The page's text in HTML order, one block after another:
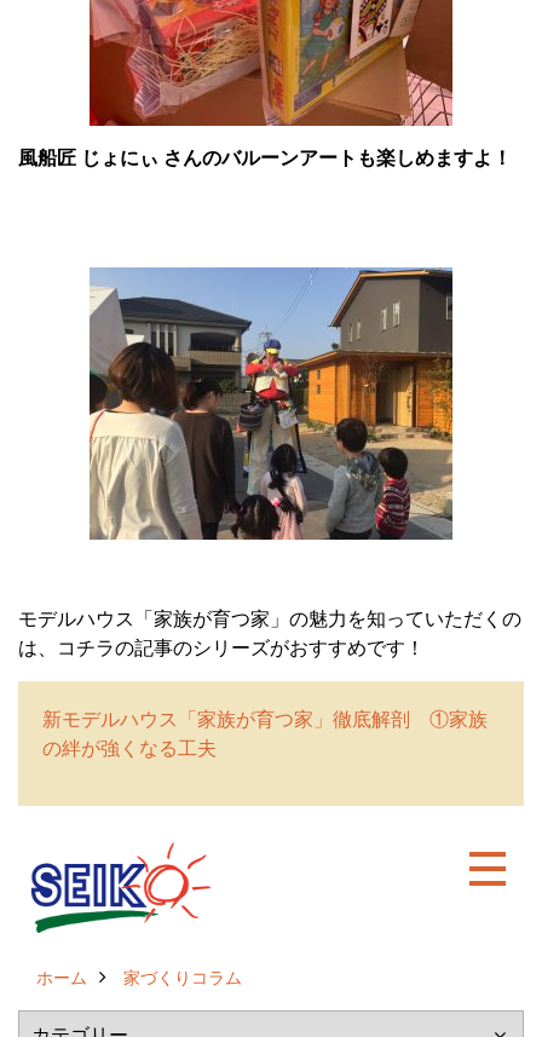
風船匠 じょにぃ さんのバルーンアートも楽しめますよ！
モデルハウス「家族が育つ家」の魅力を知っていただくの
は、コチラの記事のシリーズがおすすめです！
新モデルハウス「家族が育つ家」徹底解剖 ①家族
の絆が強くなる工夫